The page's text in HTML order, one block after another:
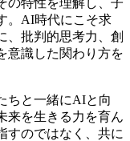
。AI時代にこそ求
、批判的思考力、創
意識した関わり方を
ちと一緒にAIと向
来を生きる力を育ん
すのではなく、共に